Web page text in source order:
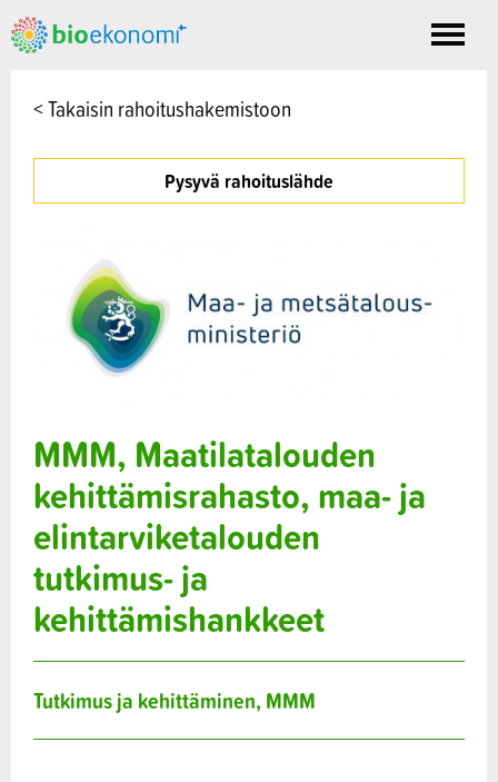
Toggle
< Takaisin rahoitushakemistoon
Pysyvä rahoituslähde
MMM, Maatilatalouden
kehittämisrahasto, maa- ja
elintarviketalouden
tutkimus- ja
kehittämishankkeet
Tutkimus ja kehittäminen, MMM